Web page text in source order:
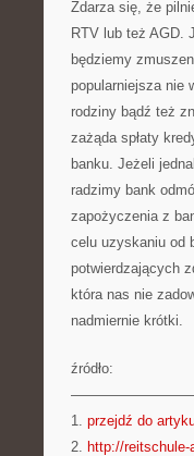
Zdarza się, że
RTV lub też AGD.
będziemy
popularniejsza nie
rodziny bądź też
zażąda spłaty
banku. Jeżeli
radzimy bank
zapożyczenia z
celu uzyskaniu od
potwierdzających
która nas nie
nadmiernie krótki.
źródło:
1. przejdź do
2. http://reitschule-